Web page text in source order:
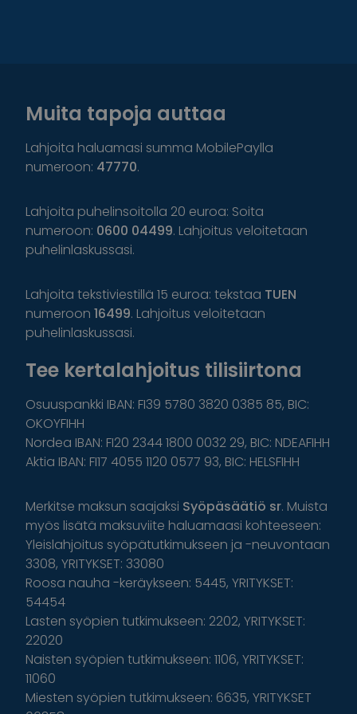
Muita tapoja auttaa
Lahjoita haluamasi summa MobilePaylla
numeroon: 47770.
Lahjoita puhelinsoitolla 20 euroa: Soita
numeroon: 0600 04499. Lahjoitus veloitetaan
puhelinlaskussasi.
Lahjoita tekstiviestillä 15 euroa: tekstaa TUEN
numeroon 16499. Lahjoitus veloitetaan
puhelinlaskussasi.
Tee kertalahjoitus tilisiirtona
Osuuspankki IBAN: FI39 5780 3820 0385 85, BIC:
OKOYFIHH
Nordea IBAN: FI20 2344 1800 0032 29, BIC: NDEAFIHH
Aktia IBAN: FI17 4055 1120 0577 93, BIC: HELSFIHH
Merkitse maksun saajaksi Syöpäsäätiö sr. Muista
myös lisätä maksuviite haluamaasi kohteeseen:
Yleislahjoitus syöpätutkimukseen ja -neuvontaan
3308, YRITYKSET: 33080
Roosa nauha -keräykseen: 5445, YRITYKSET:
54454
Lasten syöpien tutkimukseen: 2202, YRITYKSET:
22020
Naisten syöpien tutkimukseen: 1106, YRITYKSET:
11060
Miesten syöpien tutkimukseen: 6635, YRITYKSET